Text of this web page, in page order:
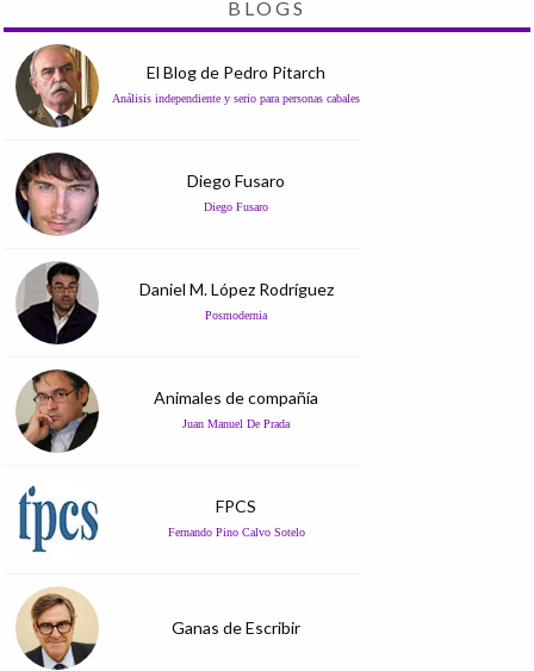
BLOGS
El Blog de Pedro Pitarch
Análisis independiente y serio para personas cabales
Diego Fusaro
Diego Fusaro
Daniel M. López Rodríguez
Posmodernia
Animales de compañía
Juan Manuel De Prada
FPCS
Fernando Pino Calvo Sotelo
Ganas de Escribir